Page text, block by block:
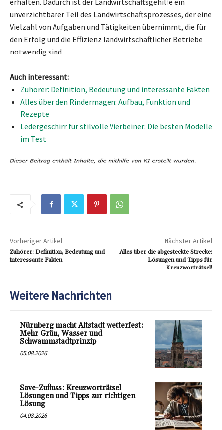
unverzichtbarer Teil des Landwirtschaftsprozesses, der eine
Vielzahl von Aufgaben und Tätigkeiten übernimmt, die für
den Erfolg und die Effizienz landwirtschaftlicher Betriebe
notwendig sind.
Auch interessant:
Zuhörer: Definition, Bedeutung und interessante Fakten
Alles über den Rindermagen: Aufbau, Funktion und
Rezepte
Ledergeschirr für stilvolle Vierbeiner: Die besten Modelle
im Test
Vorheriger Artikel
Zuhörer: Definition, Bedeutung und
interessante Fakten
Nächster Artikel
Alles über die abgesteckte Strecke:
Lösungen und Tipps für
Kreuzworträtsel!
Weitere Nachrichten
Nürnberg macht Altstadt wetterfest:
Mehr Grün, Wasser und
Schwammstadtprinzip
05.08.2026
Save-Zufluss: Kreuzworträtsel
Lösungen und Tipps zur richtigen
Lösung
04.08.2026